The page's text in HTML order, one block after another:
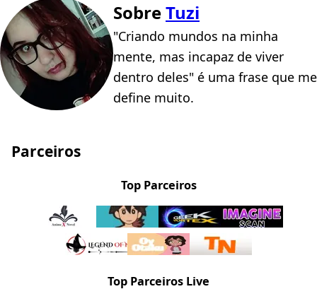
SobreTuzi
"Criando mundos na minha
mente, mas incapaz de viver
dentro deles" é uma frase que me
define muito.
Parceiros
Top Parceiros
Top Parceiros Live